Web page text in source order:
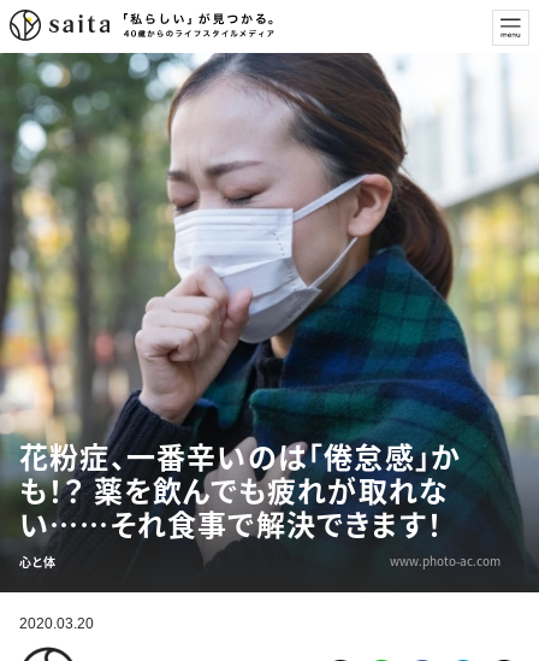
花粉症、一番辛いのは「倦怠感」か
も！？ 薬を飲んでも疲れが取れな
い……それ食事で解決できます！
心と体 www.photo-ac.com
2020.03.20